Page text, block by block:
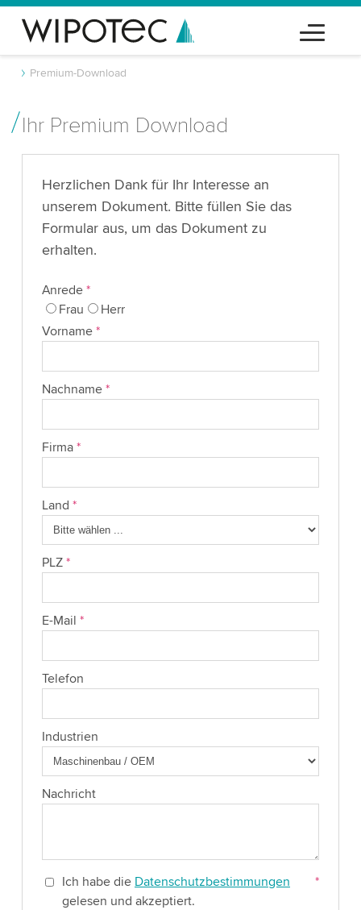
Premium-Download
Ihr Premium Download
Herzlichen Dank für Ihr Interesse an
unserem Dokument. Bitte füllen Sie das
Formular aus, um das Dokument zu
erhalten.
Anrede *
Frau
Herr
Vorname *
Nachname *
Firma *
Land *
PLZ *
E-Mail *
Telefon
Industrien
Nachricht
Ich habe die Datenschutzbestimmungen
gelesen und akzeptiert.
*